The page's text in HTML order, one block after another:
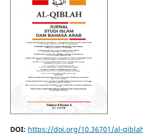
DOI: https://doi.org/10.36701/al-